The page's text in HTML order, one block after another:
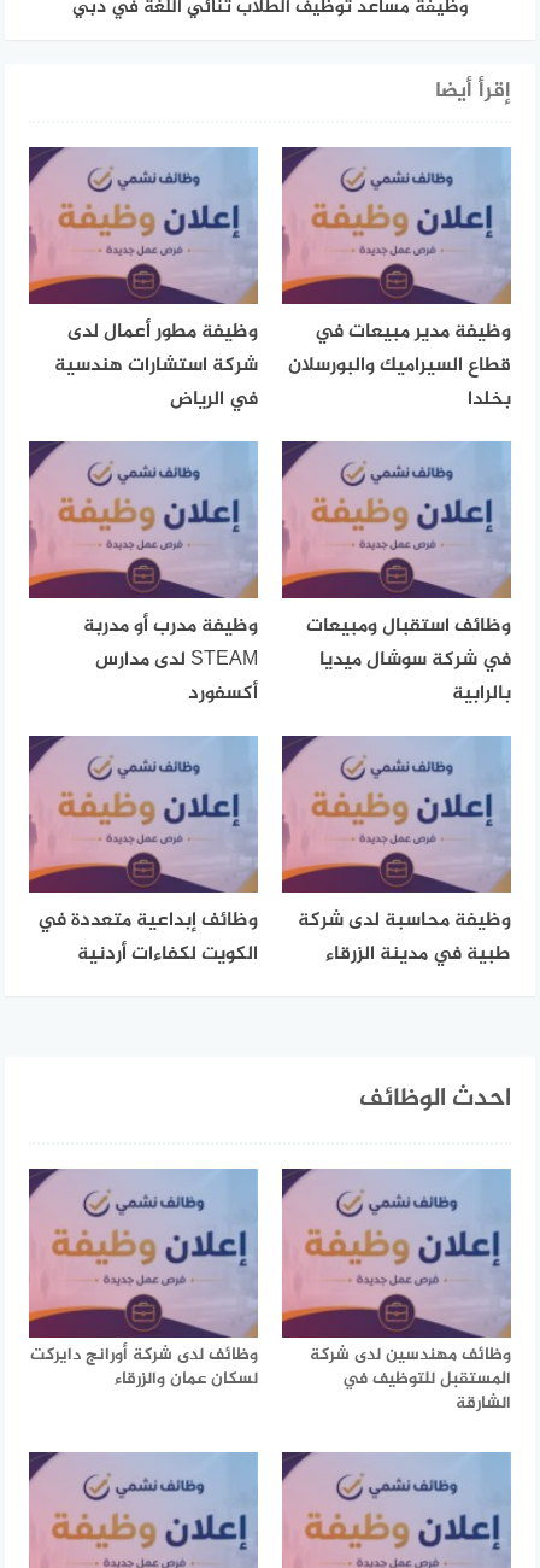
وظيفة مساعد توظيف الطلاب ثنائي اللغة في دبي
إقرأ أيضا
وظيفة مدير مبيعات في
قطاع السيراميك والبورسلان
بخلدا
وظيفة مطور أعمال لدى
شركة استشارات هندسية
في الرياض
وظائف استقبال ومبيعات
في شركة سوشال ميديا
بالرابية
وظيفة مدرب أو مدربة
STEAM لدى مدارس
أكسفورد
وظيفة محاسبة لدى شركة
طبية في مدينة الزرقاء
وظائف إبداعية متعددة في
الكويت لكفاءات أردنية
احدث الوظائف
وظائف مهندسين لدى شركة
المستقبل للتوظيف في
الشارقة
وظائف لدى شركة أورانج دايركت
لسكان عمان والزرقاء